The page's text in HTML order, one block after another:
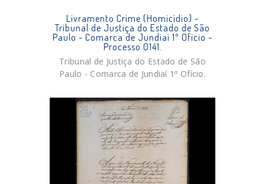
Livramento Crime (Homicídio) -
Tribunal de Justiça do Estado de São
Paulo - Comarca de Jundiaí 1º Ofício -
Processo 0141.
Tribunal de Justiça do Estado de São
Paulo - Comarca de Jundiaí 1º Ofício.